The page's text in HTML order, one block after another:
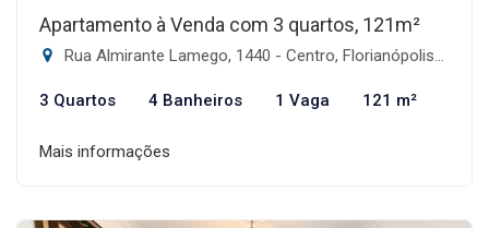
Apartamento à Venda com 3 quartos, 121m²
Rua Almirante Lamego, 1440 - Centro, Florianópolis-SC
3 Quartos 4 Banheiros 1 Vaga 121 m²
Mais informações